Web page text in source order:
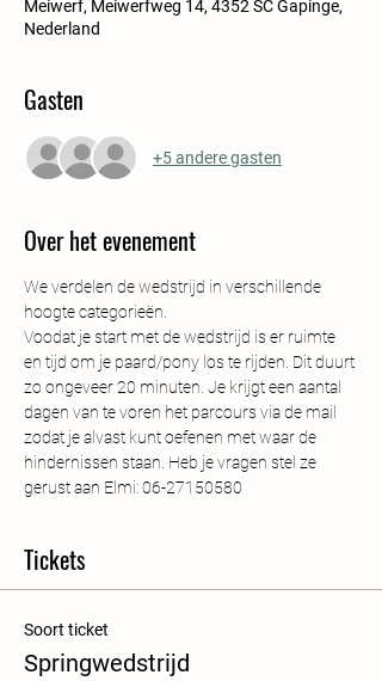
Meiwerf, Meiwerfweg 14, 4352 SC Gapinge,
Nederland
Gasten
+5 andere gasten
Over het evenement
We verdelen de wedstrijd in verschillende
hoogte categorieën.
Voodat je start met de wedstrijd is er ruimte
en tijd om je paard/pony los te rijden. Dit duurt
zo ongeveer 20 minuten. Je krijgt een aantal
dagen van te voren het parcours via de mail
zodat je alvast kunt oefenen met waar de
hindernissen staan. Heb je vragen stel ze
gerust aan Elmi: 06-27150580
Tickets
Soort ticket
Springwedstrijd